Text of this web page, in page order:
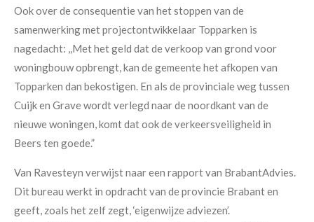
Ook over de consequentie van het stoppen van de
samenwerking met projectontwikkelaar Topparken is
nagedacht: ,,Met het geld dat de verkoop van grond voor
woningbouw opbrengt, kan de gemeente het afkopen van
Topparken dan bekostigen. En als de provinciale weg tussen
Cuijk en Grave wordt verlegd naar de noordkant van de
nieuwe woningen, komt dat ook de verkeersveiligheid in
Beers ten goede.”
Van Ravesteyn verwijst naar een rapport van BrabantAdvies.
Dit bureau werkt in opdracht van de provincie Brabant en
geeft, zoals het zelf zegt, ‘eigenwijze adviezen’.